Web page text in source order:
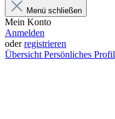
Menü schließen
Mein Konto
Anmelden
oderregistrieren
Übersicht Persönliches Profil